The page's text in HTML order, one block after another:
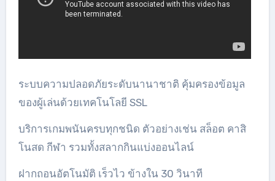
ระบบความปลอดภัยระดับนานาชาติ คุ้มครองข้อมูล
ของผู้เล่นด้วยเทคโนโลยี SSL
บริการเกมพนันครบทุกชนิด ตัวอย่างเช่น สล็อต คาสิ
โนสด กีฬา รวมทั้งสลากกินแบ่งออนไลน์
ฝากถอนอัตโนมัติ เร็วไว ข้างใน 30 วินาที